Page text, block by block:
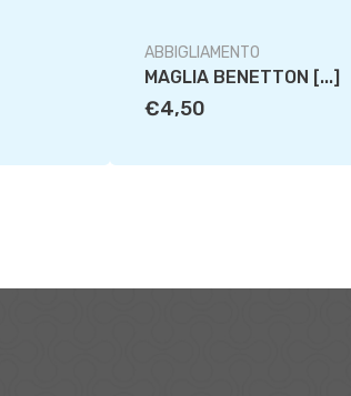
ABBIGLIAMENTO
MAGLIA BENETTON [...]
€4,50